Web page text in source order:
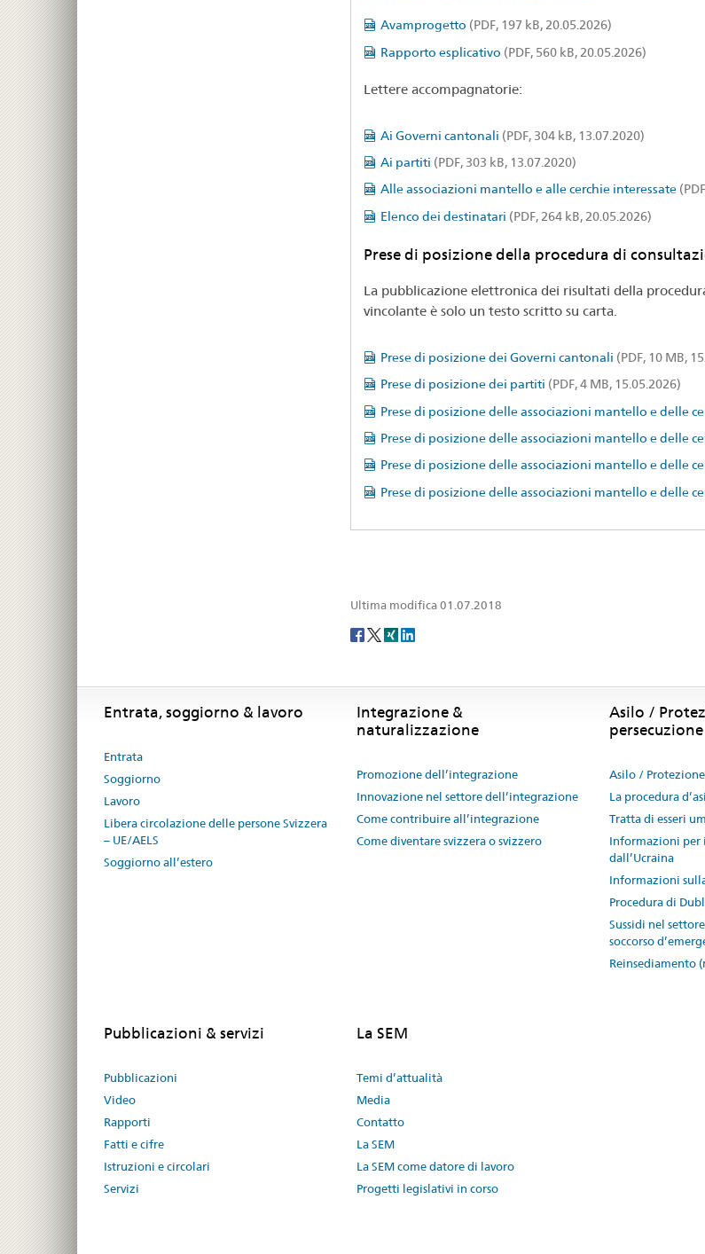
Avamprogetto (PDF, 197 kB, 20.05.2026)
Rapporto esplicativo (PDF, 560 kB, 20.05.2026)
Lettere accompagnatorie:
Ai Governi cantonali (PDF, 304 kB, 13.07.2020)
Ai partiti (PDF, 303 kB, 13.07.2020)
Alle associazioni mantello e alle cerchie interessate
Elenco dei destinatari (PDF, 264 kB, 20.05.2026)
Prese di posizione della procedura di
La pubblicazione elettronica dei risultati della
vincolante è solo un testo scritto su carta.
Prese di posizione dei Governi cantonali (PDF, 10 MB,
Prese di posizione dei partiti (PDF, 4 MB, 15.05.2026)
Prese di posizione delle associazioni mantello e delle
Prese di posizione delle associazioni mantello e delle
Prese di posizione delle associazioni mantello e delle
Prese di posizione delle associazioni mantello e delle
Ultima modifica 01.07.2018
Social
Entrata, soggiorno & lavoro
Entrata
Soggiorno
Lavoro
Libera circolazione delle persone Svizzera
– UE/AELS
Soggiorno all’estero
Integrazione &
naturalizzazione
Promozione dell’integrazione
Innovazione nel settore dell’integrazione
Come contribuire all’integrazione
Come diventare svizzera o svizzero
Asilo /
persecuzione
Asilo /
La procedura
Tratta di esseri
Informazioni per
dall’Ucraina
Informazioni
Procedura di
Sussidi nel
soccorso
Reinsediamento
Pubblicazioni & servizi
Pubblicazioni
Video
Rapporti
Fatti e cifre
Istruzioni e circolari
Servizi
La SEM
Temi d’attualità
Media
Contatto
La SEM
La SEM come datore di lavoro
Progetti legislativi in corso